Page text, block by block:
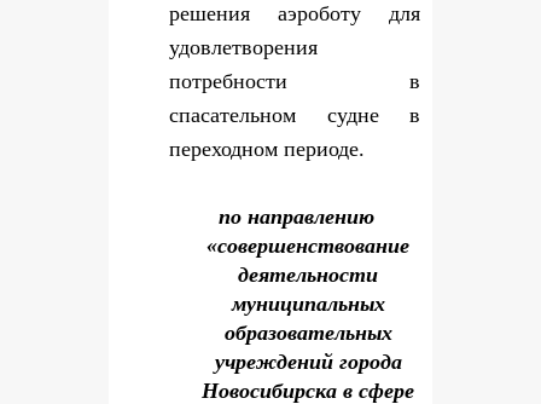
решения аэроботу для
удовлетворения
потребности в
спасательном судне в
переходном периоде.
по направлению
«совершенствование
деятельности
муниципальных
образовательных
учреждений города
Новосибирска в сфере